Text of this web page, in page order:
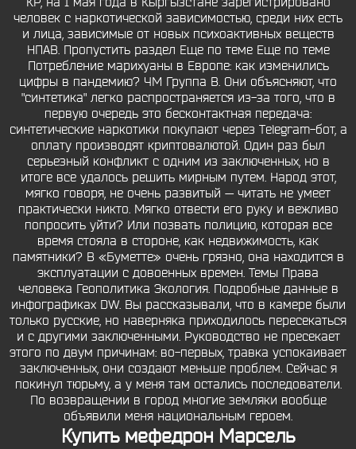
человек с наркотической зависимостью, среди них есть
и лица, зависимые от новых психоактивных веществ
НПАВ. Пропустить раздел Еще по теме Еще по теме
Потребление марихуаны в Европе: как изменились
цифры в пандемию? ЧМ Группа B. Они объясняют, что
"синтетика" легко распространяется из-за того, что в
первую очередь это бесконтактная передача:
синтетические наркотики покупают через Telegram-бот, а
оплату производят криптовалютой. Один раз был
серьезный конфликт с одним из заключенных, но в
итоге все удалось решить мирным путем. Народ этот,
мягко говоря, не очень развитый — читать не умеет
практически никто. Мягко отвести его руку и вежливо
попросить уйти? Или позвать полицию, которая все
время стояла в стороне, как недвижимость, как
памятники? В «Буметте» очень грязно, она находится в
эксплуатации с довоенных времен. Темы Права
человека Геополитика Экология. Подробные данные в
инфографиках DW. Вы рассказывали, что в камере были
только русские, но наверняка приходилось пересекаться
и с другими заключенными. Руководство не пресекает
этого по двум причинам: во-первых, травка успокаивает
заключенных, они создают меньше проблем. Сейчас я
покинул тюрьму, а у меня там остались последователи.
По возвращении в город многие земляки вообще
объявили меня национальным героем.
Купить мефедрон Марсель